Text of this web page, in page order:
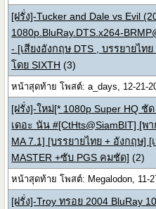
[ฝรั่ง]-Tucker and Dale vs Evil
1080p.BluRay.DTS.x264-
- [เสียงอังกฤษ DTS , บรรยายไ
โดย SIXTH (3)
หน้าสุดท้าย โพสต์: a_days, 12-21-
[ฝรั่ง]-ใหม่[* 1080p Super HQ ชั
เดอะ นัน #[CtHts@SiamBIT] [พ
MA 7.1] [บรรยายไทย + อังกฤษ]
MASTER +ซับ PGS คมชัด] (2)
หน้าสุดท้าย โพสต์: Megalodon, 11-
[ฝรั่ง]-Troy ทรอย 2004 BluRay